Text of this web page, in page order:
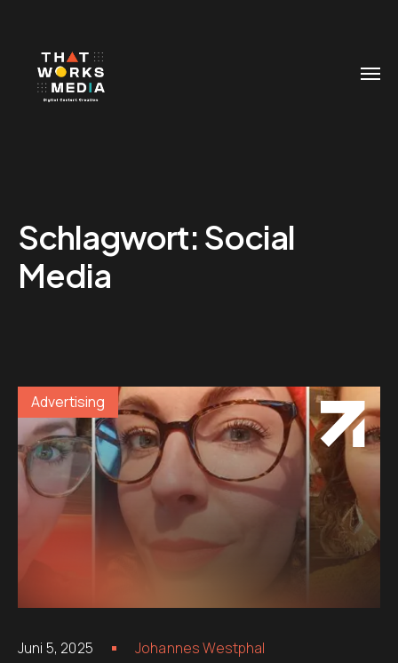
Schlagwort: Social
Media
Advertising
Juni 5, 2025 Johannes Westphal